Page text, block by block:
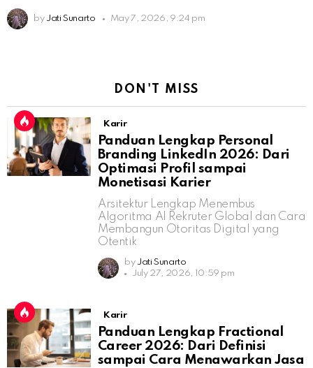
by Jati Sunarto May 7, 2026, 9:24 pm
DON'T MISS
Karir
Panduan Lengkap Personal
Branding LinkedIn 2026: Dari
Optimasi Profil sampai
Monetisasi Karier
Arsitektur Lengkap Menembus
Algoritma AI Rekruter Global dan Cara
Membangun Otoritas Digital yang
Otentik
by Jati Sunarto
July 27, 2026, 10:59 pm
Karir
Panduan Lengkap Fractional
Career 2026: Dari Definisi
sampai Cara Menawarkan Jasa